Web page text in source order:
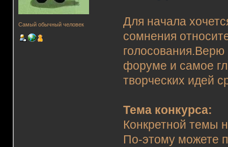
Самый обычный человек
Для начала
сомнения
голосования.Верю
форуме и самое
творческих идей
Тема конкурса:
Конкретной темы
По-этому можете